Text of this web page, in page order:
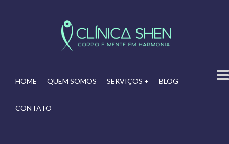
HOME QUEM SOMOS SERVIÇOS + BLOG
CONTATO